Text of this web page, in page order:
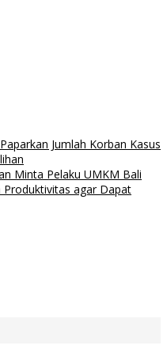
Jumlah Korban Kasus
Minta Pelaku UMKM Bali
agar Dapat